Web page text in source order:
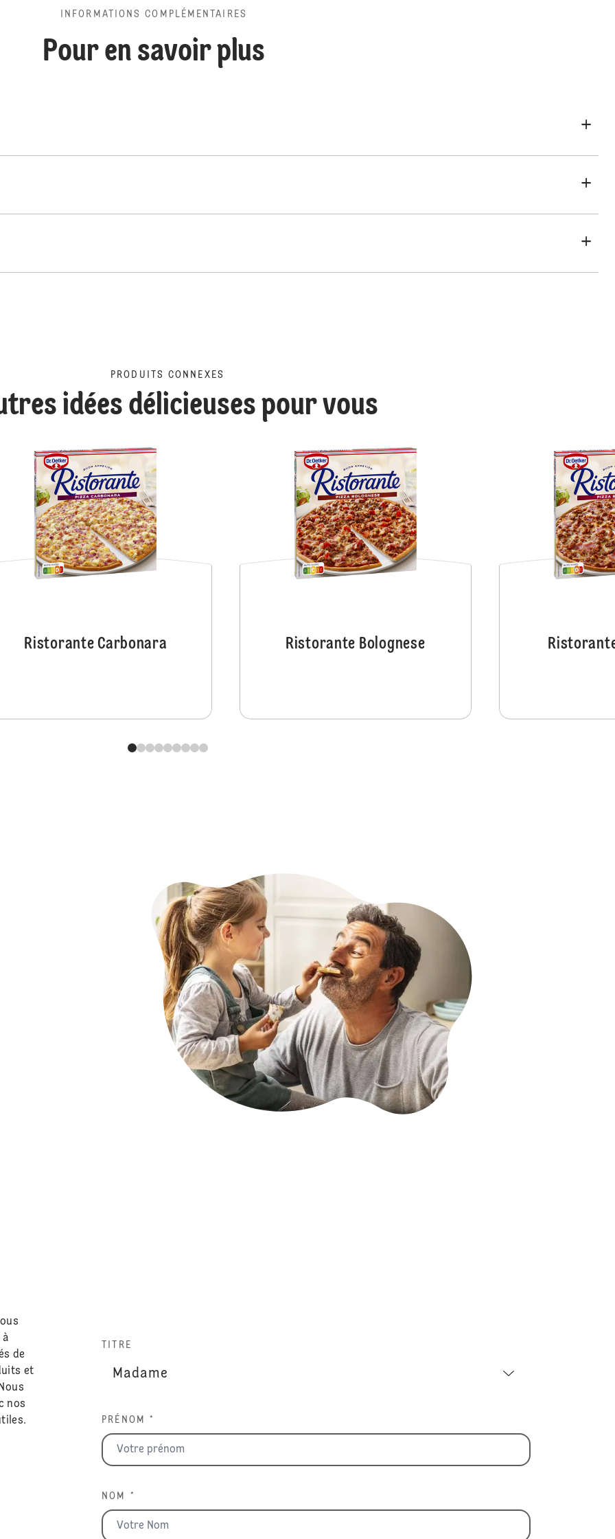
INFORMATIONS COMPLÉMENTAIRES
Pour en savoir plus
PRODUITS CONNEXES
idées délicieuses pour vous
Ristorante à laTiramisu
Ristorante Carbonara Ristorante Bolognese
à
de
et
nos
TITRE
PRÉNOM *
NOM *